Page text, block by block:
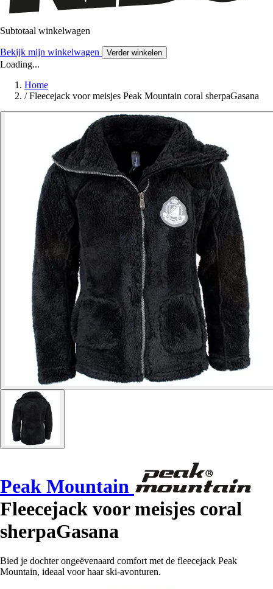
Subtotaal winkelwagen
Bekijk mijn winkelwagen Verder winkelen
Loading...
Home
/ Fleecejack voor meisjes Peak Mountain coral sherpaGasana
Peak Mountain
Fleecejack voor meisjes coral
sherpaGasana
Bied je dochter ongeëvenaard comfort met de fleecejack Peak
Mountain, ideaal voor haar ski-avonturen.